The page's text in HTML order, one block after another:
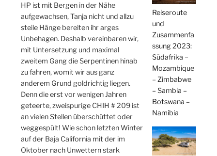
HP ist mit Bergen in der Nähe
aufgewachsen, Tanja nicht und allzu
steile Hänge bereiten ihr arges
Unbehagen. Deshalb vereinbaren wir,
mit Untersetzung und maximal
zweitem Gang die Serpentinen hinab
zu fahren, womit wir aus ganz
anderem Grund goldrichtig liegen.
Denn die erst vor wenigen Jahren
geteerte, zweispurige CHIH # 209 ist
an vielen Stellen überschüttet oder
weggespült! Wie schon letzten Winter
auf der Baja California mit der im
Oktober nach Unwettern stark
Reiseroute
und
Zusammenfa
ssung 2023:
Südafrika –
Mozambique
– Zimbabwe
– Sambia –
Botswana –
Namibia